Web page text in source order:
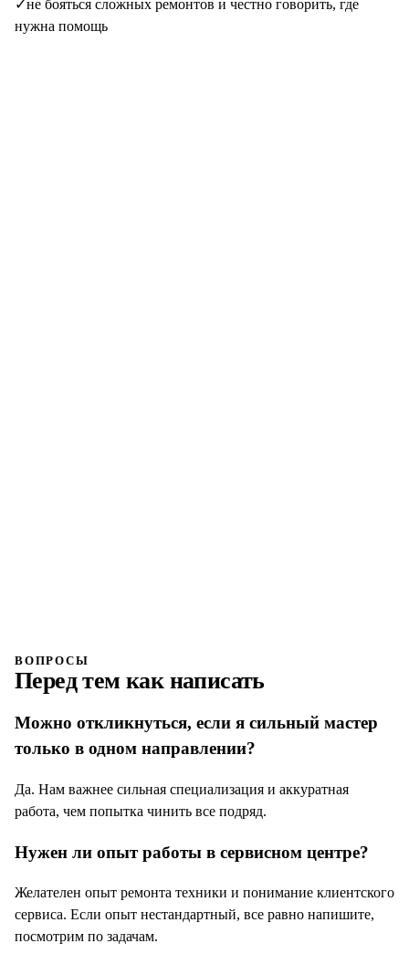
✓не бояться сложных ремонтов и честно говорить, где
нужна помощь
ВОПРОСЫ
Перед тем как написать
Можно откликнуться, если я сильный мастер
только в одном направлении?
Да. Нам важнее сильная специализация и аккуратная
работа, чем попытка чинить все подряд.
Нужен ли опыт работы в сервисном центре?
Желателен опыт ремонта техники и понимание клиентского
сервиса. Если опыт нестандартный, все равно напишите,
посмотрим по задачам.